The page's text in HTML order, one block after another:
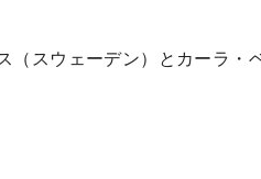
（スウェーデン）とカーラ・